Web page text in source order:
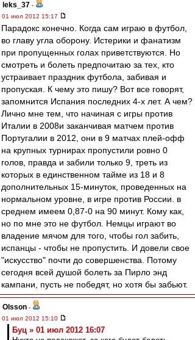
leks_37 -
01 июл 2012 15:17
Парадокс конечно. Когда сам играю в футбол,
во главу угла оборону. Истерики и фанатизм
при пропущенных голах приветствуются. Но
смотреть и болеть предпочитаю за тех, кто
устраивает праздник футбола, забивая и
пропуская. К чему это пишу? Вот все говорят,
запомнится Испания последних 4-х лет. А чем?
Лично мне тем, что начиная с игры против
Италии в 2008и заканчивая матчем против
Португалии в 2012, они в 9 матчах плей-офф
на крупных турнирах пропустили ровно 0
голов, правда и забили только 9, треть из
которых в единственном тайме из 18 и 8
дополнительных 15-минуток, проведенных на
нормальном уровне, в игре против России. в
среднем имеем 0,87-0 на 90 минут. Кому как,
но по мне это не футбол. Немцы играют во
владение мячом для того, чтобы гол забить,
испанцы - чтобы не пропустить. И довели свое
"искусство" почти до совершенства. Потому
сегодня всей душой болеть за Пирло энд
кампани, пусть не победят, но хотя бы забьют.
Olsson -
01 июл 2012 15:10
Буц » 01 июл 2012 16:07